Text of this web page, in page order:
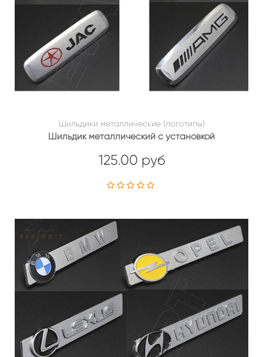
Шильдики металлические (логотипы)
Шильдик металлический с установкой
125.00 руб